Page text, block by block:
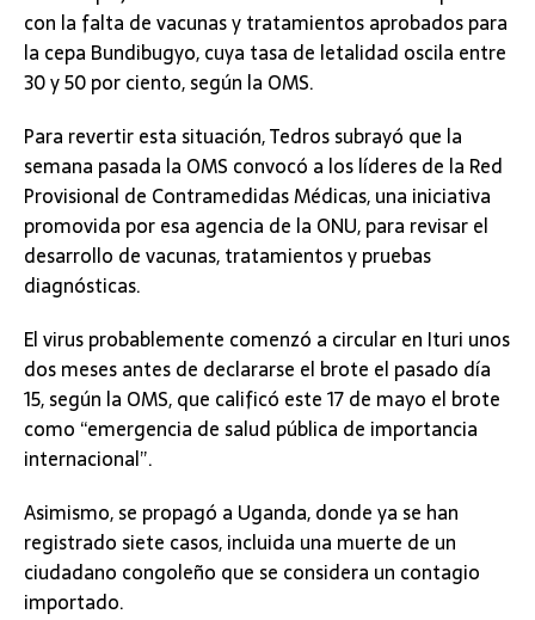
con la falta de vacunas y tratamientos aprobados para
la cepa Bundibugyo, cuya tasa de letalidad oscila entre
30 y 50 por ciento, según la OMS.
Para revertir esta situación, Tedros subrayó que la
semana pasada la OMS convocó a los líderes de la Red
Provisional de Contramedidas Médicas, una iniciativa
promovida por esa agencia de la ONU, para revisar el
desarrollo de vacunas, tratamientos y pruebas
diagnósticas.
El virus probablemente comenzó a circular en Ituri unos
dos meses antes de declararse el brote el pasado día
15, según la OMS, que calificó este 17 de mayo el brote
como “emergencia de salud pública de importancia
internacional”.
Asimismo, se propagó a Uganda, donde ya se han
registrado siete casos, incluida una muerte de un
ciudadano congoleño que se considera un contagio
importado.